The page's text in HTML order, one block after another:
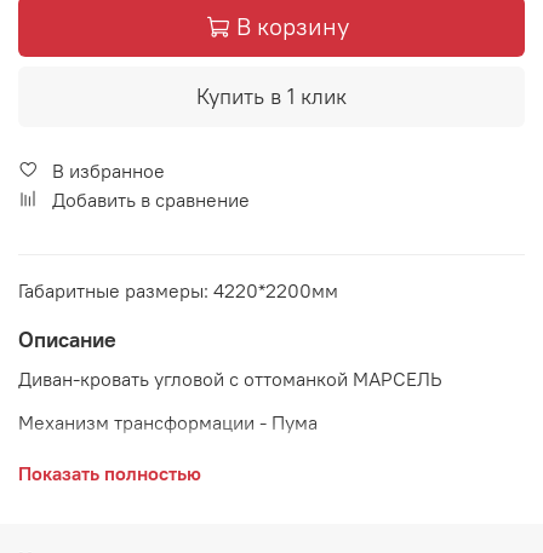
В корзину
Купить в 1 клик
В избранное
Добавить в сравнение
Габаритные размеры: 4220*2200мм
Описание
Диван-кровать угловой с оттоманкой МАРСЕЛЬ
Механизм трансформации - Пума
Состав модулей дивана:
Показать полностью